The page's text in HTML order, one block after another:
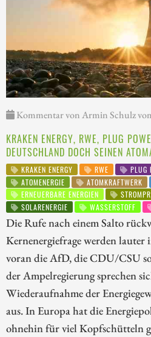
Kommentar von Armin Schulz
KRAKEN ENERGY, RWE, PLUG
DEUTSCHLAND DOCH SEINEN
KRAKEN ENERGY RWE PLUG
ATOMENERGIE
ATOMKRAFTWERK
ERNEUERBARE ENERGIEN
SOLARENERGIE
WASSERSTOFF
Die Rufe nach einem Salto
Kernenergiefrage werden
voran die AfD, die CDU/CSU
der Ampelregierung sprechen
Wiederaufnahme der
aus. In Europa hat die
ohnehin für viel Kopfschütteln